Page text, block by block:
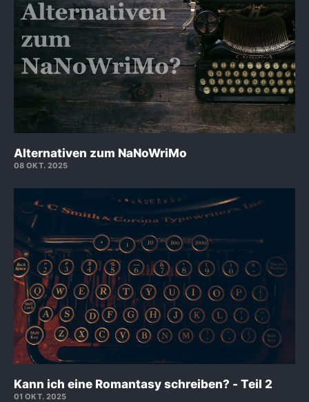
Alternativen zum NaNoWriMo
08 OKT. 2025
Kann ich eine Romantasy schreiben? - Teil 2
01 OKT. 2025